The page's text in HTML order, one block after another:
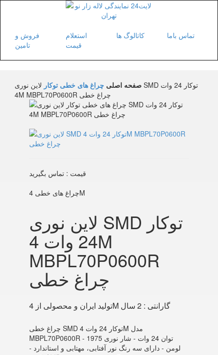
فروش و
تامین
استعلام
قیمت
کاتالوگ ها تماس باما
صفحه اصلی چراغ های خطی توکار لاین نوری SMD توکار 24 وات
4M MBPL70P0600R چراغ خطی
قیمت : تماس بگیرید
چراغ های خطی 4M
لاین نوری SMD توکار
24 وات 4M
MBPL70P0600R
چراغ خطی
تولید ایران و محصولی از 4M گارانتی : 2 سال
چراغ خطی SMD توکار 24 وات 4M مدل
MBPL70P0600R - توان 24 وات - شار نوری 1975
لومن - دارای سه رنگ نور آفتابی، مهتابی و استاندارد -